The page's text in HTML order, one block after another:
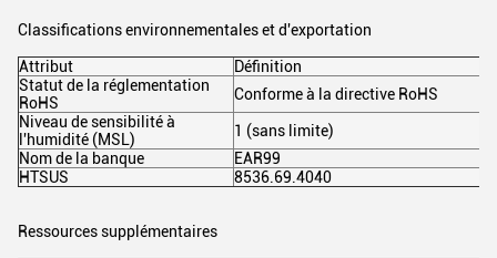
Classifications environnementales et d'exportation
Attribut
Définition
Statut de la réglementation
RoHS
Conforme à la directive RoHS
Niveau de sensibilité à
l'humidité (MSL)
1 (sans limite)
Nom de la banque
EAR99
HTSUS
8536.69.4040
Ressources supplémentaires